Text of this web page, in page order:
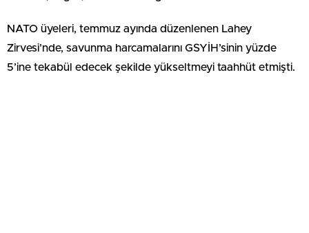
NATO üyeleri, temmuz ayında düzenlenen Lahey
Zirvesi’nde, savunma harcamalarını GSYİH’sinin yüzde
5’ine tekabül edecek şekilde yükseltmeyi taahhüt etmişti.